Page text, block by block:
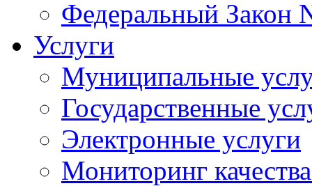
Федеральный Закон
Услуги
Муниципальные
Государственные
Электронные услуги
Мониторинг